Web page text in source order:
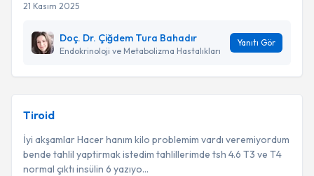
21 Kasım 2025
Doç. Dr. Çiğdem Tura Bahadır
Endokrinoloji ve Metabolizma Hastalıkları
Yanıtı Gör
Tiroid
İyi akşamlar Hacer hanım kilo problemim vardı veremiyordum
bende tahlil yaptirmak istedim tahlillerimde tsh 4.6 T3 ve T4
normal çıktı insülin 6 yazıyo...